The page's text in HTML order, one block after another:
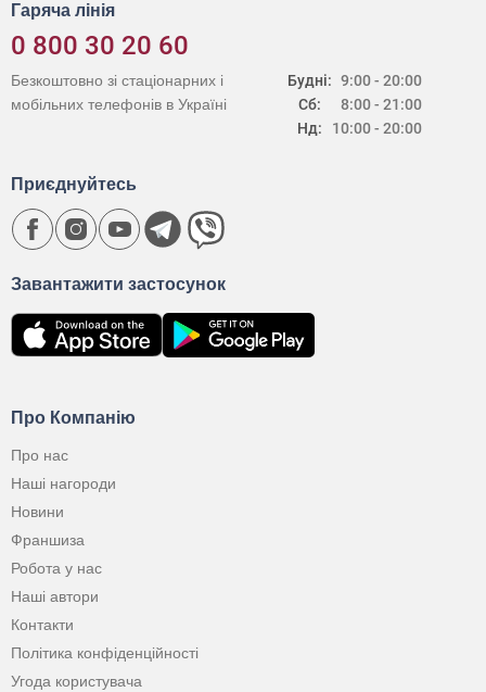
Гаряча лінія
0 800 30 20 60
Будні:
Сб:
Нд:
9:00 - 20:00
8:00 - 21:00
10:00 - 20:00
Безкоштовно зі стаціонарних і
мобільних телефонів в Україні
Про Компанію
Про нас
Наші нагороди
Новини
Франшиза
Робота у нас
Наші автори
Контакти
Політика конфіденційності
Угода користувача
Завантажити застосунок
Приєднуйтесь